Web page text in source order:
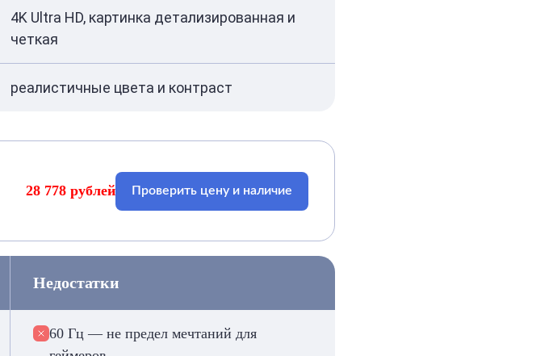
4K Ultra HD, картинка детализированная и
четкая
реалистичные цвета и контраст
28 778 рублей Проверить цену и наличие
Недостатки
60 Гц — не предел мечтаний для